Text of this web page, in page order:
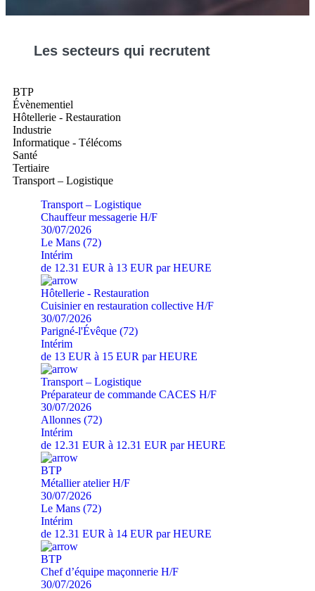
Les secteurs qui recrutent
BTP
Évènementiel
Hôtellerie - Restauration
Industrie
Informatique - Télécoms
Santé
Tertiaire
Transport – Logistique
Transport – Logistique
Chauffeur messagerie H/F
30/07/2026
Le Mans (72)
Intérim
de 12.31 EUR à 13 EUR par HEURE
Hôtellerie - Restauration
Cuisinier en restauration collective H/F
30/07/2026
Parigné-l'Évêque (72)
Intérim
de 13 EUR à 15 EUR par HEURE
Transport – Logistique
Préparateur de commande CACES H/F
30/07/2026
Allonnes (72)
Intérim
de 12.31 EUR à 12.31 EUR par HEURE
BTP
Métallier atelier H/F
30/07/2026
Le Mans (72)
Intérim
de 12.31 EUR à 14 EUR par HEURE
BTP
Chef d’équipe maçonnerie H/F
30/07/2026